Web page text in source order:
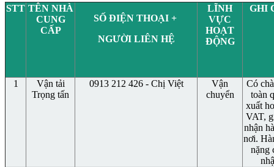
STT TÊN NHÀ
CUNG
CẤP
SỐ ĐIỆN THOẠI +
NGƯỜI LIÊN HỆ
LĨNH
VỰC
HOẠT
ĐỘNG
GHI
1
Vận tải
Trọng tấn
0913 212 426 - Chị Việt
Vận
chuyển
Có
toàn
xuất
VAT,
nhận
nơi.
nặng